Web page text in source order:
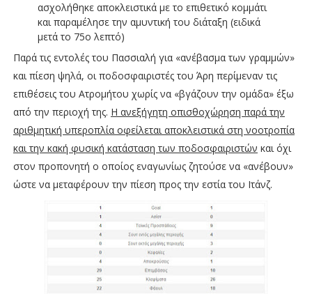
ασχολήθηκε αποκλειστικά με το επιθετικό κομμάτι
και παραμέλησε την αμυντική του διάταξη (ειδικά
μετά το 75ο λεπτό)
Παρά τις εντολές του Πασσιαλή για «ανέβασμα των γραμμών»
και πίεση ψηλά, οι ποδοσφαιριστές του Άρη περίμεναν τις
επιθέσεις του Ατρομήτου χωρίς να «βγάζουν την ομάδα» έξω
από την περιοχή της. Η ανεξήγητη οπισθοχώρηση παρά την
αριθμητική υπεροπλία οφείλεται αποκλειστικά στη νοοτροπία
και την κακή φυσική κατάσταση των ποδοσφαιριστών και όχι
στον προπονητή ο οποίος εναγωνίως ζητούσε να «ανέβουν»
ώστε να μεταφέρουν την πίεση προς την εστία του Ιτάνζ.